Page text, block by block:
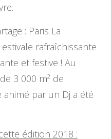
: Paris La
rafraîchissante
et festive ! Au
3 000 m² de
par un Dj a été
édition 2018 :